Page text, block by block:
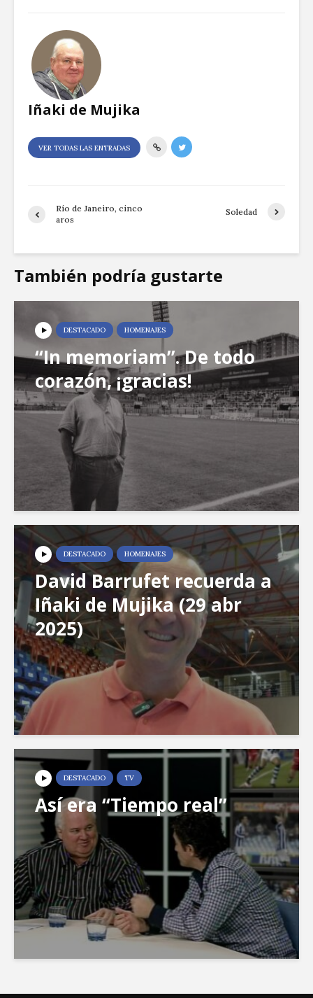
Iñaki de Mujika
VER TODAS LAS ENTRADAS
Río de Janeiro, cinco
aros
Soledad
También podría gustarte
DESTACADO HOMENAJES
“In memoriam”. De todo
corazón, ¡gracias!
DESTACADO HOMENAJES
David Barrufet recuerda a
Iñaki de Mujika (29 abr
2025)
DESTACADO TV
Así era “Tiempo real”